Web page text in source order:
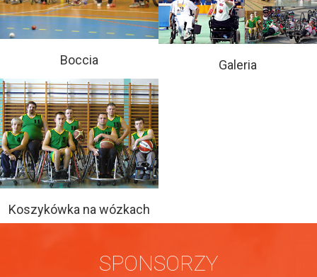
Boccia Galeria
Koszykówka na wózkach
SPONSORZY